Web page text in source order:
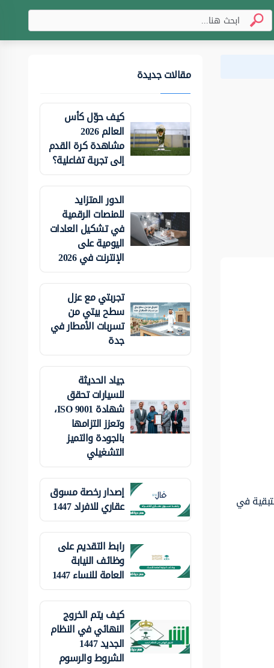
في
مقالات جديدة
كيف حوّل كأس
العالم 2026
مشاهدة كرة القدم
إلى تجربة تفاعلية؟
الدور المتزايد
للمنصات الرقمية
في تشكيل العادات
اليومية على
الإنترنت في 2026
تجربتي مع عزل
سطح بيتي من
تسربات الأمطار في
جدة
جياد الحديثة
للسيارات تحقق
شهادة ISO 9001،
وتعزز التزامها
بالجودة والتميز
التشغيلي
إصدار رخصة مسوق
عقاري للافراد 1447
رابط التقديم على
وظائف النيابة
العامة للنساء 1447
كيف يتم الخروج
النهائي في النظام
الجديد 1447
الشروط والرسوم